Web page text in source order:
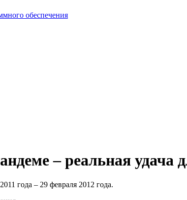
обеспечения
– реальная удача
года – 29 февраля 2012 года.